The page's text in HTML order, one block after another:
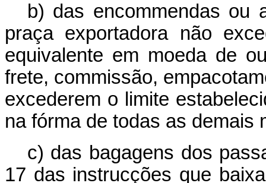
b) das encommendas ou
praça exportadora não
equivalente em moeda de
frete, commissão,
excederem o limite
na fórma de todas as demais
c) das bagagens dos
17 das instrucções que